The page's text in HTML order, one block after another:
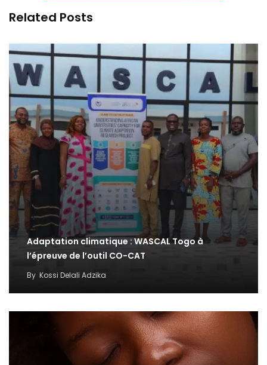
Related Posts
Adaptation climatique : WASCAL Togo à
l’épreuve de l’outil CO-CAT
By Kossi Delali Adzika